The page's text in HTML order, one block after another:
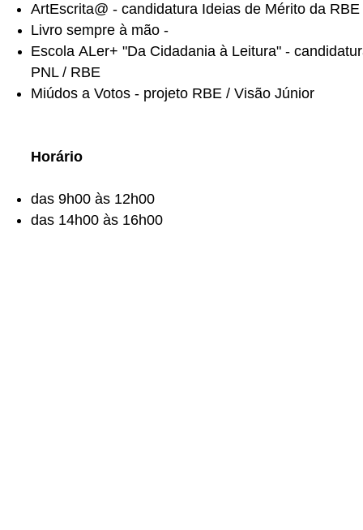
ArtEscrita@ - candidatura Ideias de Mérito da RBE
Livro sempre à mão -
Escola ALer+ "Da Cidadania à Leitura" -
PNL / RBE
Miúdos a Votos - projeto RBE / Visão Júnior
Horário
das 9h00 às 12h00
das 14h00 às 16h00